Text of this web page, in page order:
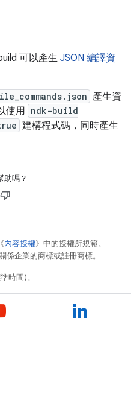
可以產生 JSON 編譯資
產生資
使用 ndk-build
建構程式碼，同時產生
助嗎？
內容授權》中的授權所規範。
企業的商標或註冊商標。
時間)。